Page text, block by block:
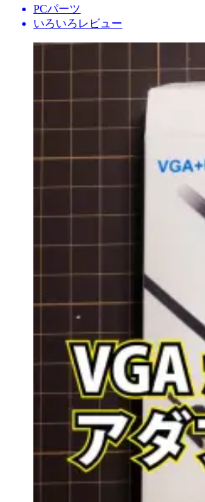
PCパーツ
いろいろレビュー